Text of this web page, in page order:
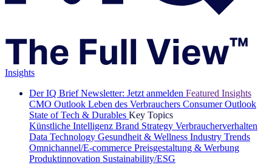
Insights
Der IQ Brief Newsletter: Jetzt anmelden Featured Insights
CMO Outlook Leben des Verbrauchers Consumer Outlook
State of Tech & Durables Key Topics
Künstliche Intelligenz Brand Strategy Verbraucherverhalten
Data Technology Gesundheit & Wellness Industry Trends
Omnichannel/E-commerce Preisgestaltung & Werbung
Produktinnovation Sustainability/ESG